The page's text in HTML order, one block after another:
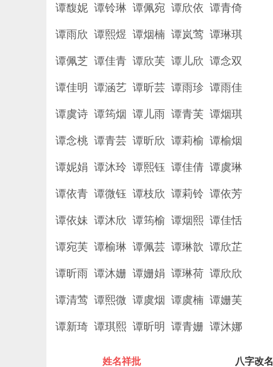
谭馥妮 谭铃琳 谭佩宛 谭欣依 谭青倚
谭雨欣 谭熙煜 谭烟楠 谭岚莺 谭琳琪
谭佩芝 谭佳青 谭欣芙 谭儿欣 谭念双
谭佳明 谭涵艺 谭昕芸 谭雨珍 谭雨佳
谭虞诗 谭筠烟 谭儿雨 谭青芙 谭烟琪
谭念桃 谭青芸 谭昕欣 谭莉榆 谭榆烟
谭妮娟 谭沐玲 谭熙钰 谭佳倩 谭虞琳
谭依青 谭微钰 谭枝欣 谭莉铃 谭依芳
谭依妹 谭沐欣 谭筠榆 谭烟熙 谭佳恬
谭宛芙 谭榆琳 谭佩芸 谭琳歆 谭欣芷
谭昕雨 谭沐姗 谭姗娟 谭琳荷 谭欣欣
谭清莺 谭熙微 谭虞烟 谭虞楠 谭姗芙
谭新琦 谭琪熙 谭昕明 谭青姗 谭沐娜
姓名祥批 八字改名